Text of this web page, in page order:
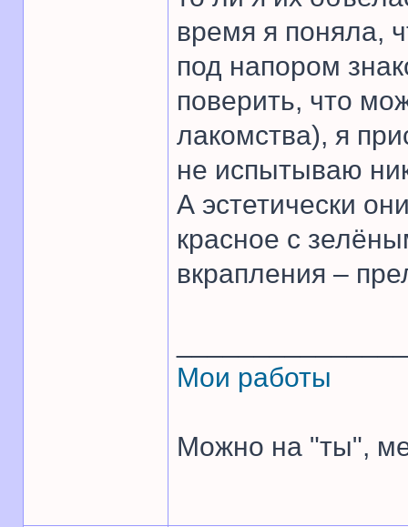
время я поняла,
под напором
поверить, что
лакомства), я
не испытываю
А эстетически
красное с
вкрапления –
Мои работы
Можно на "ты",